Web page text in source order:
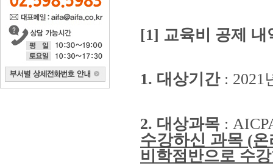
[1] 교육비 공제 내
1. 대상기간: 2021
2. 대상과목 :
수강하신 과목 (
비학점반으로 수